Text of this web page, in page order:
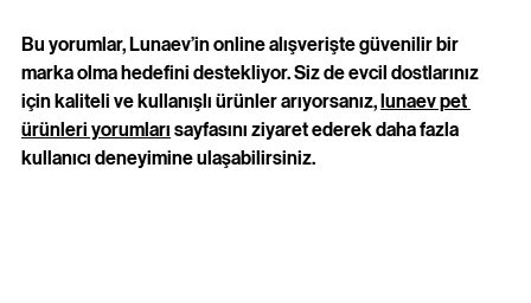
Bu yorumlar, Lunaev’in online alışverişte güvenilir bir
marka olma hedefini destekliyor. Siz de evcil dostlarınız
için kaliteli ve kullanışlı ürünler arıyorsanız, lunaev pet
ürünleri yorumları sayfasını ziyaret ederek daha fazla
kullanıcı deneyimine ulaşabilirsiniz.